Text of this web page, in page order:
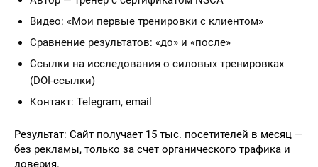
Видео: «Мои первые тренировки с клиентом»
Сравнение результатов: «до» и «после»
Ссылки на исследования о силовых тренировках
(DOI-ссылки)
Контакт: Telegram, email
Результат: Сайт получает 15 тыс. посетителей в месяц —
без рекламы, только за счет органического трафика и
доверия.